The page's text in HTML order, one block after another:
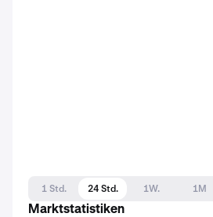
1 Std. 24 Std. 1W. 1M
Marktstatistiken